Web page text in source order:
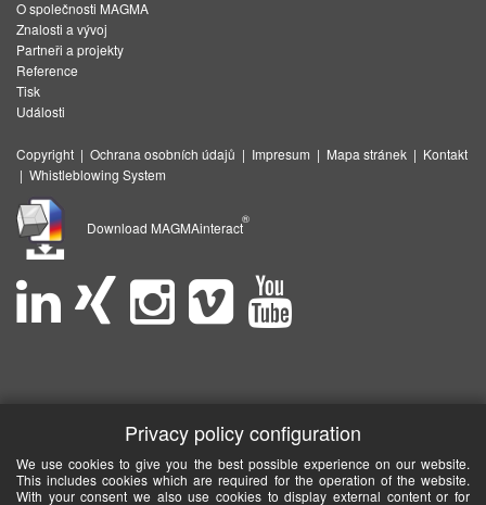
O společnosti MAGMA
Znalosti a vývoj
Partneři a projekty
Reference
Tisk
Události
Copyright | Ochrana osobních údajů | Impresum | Mapa stránek | Kontakt
| Whistleblowing System
Download MAGMAinteract
®
Privacy policy configuration
We use cookies to give you the best possible experience on our website.
This includes cookies which are required for the operation of the website.
With your consent we also use cookies to display external content or for